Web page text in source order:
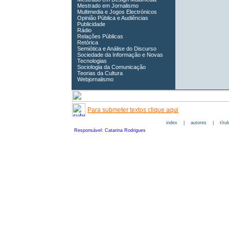
Mestrado em Jornalismo
Multimedia e Jogos Electrónicos
Opinião Pública e Audiências
Publicidade
Rádio
Relações Públicas
Retórica
Semiótica e Análise do Discurso
Sociedade da Informação e Novas
Tecnologias
Sociologia da Comunicação
Teorias da Cultura
Webjornalismo
Para submeter textos clique aqui
index| autores|